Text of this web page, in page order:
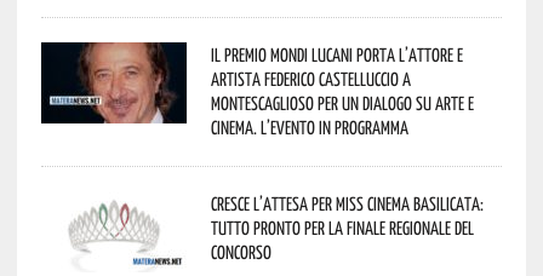
Il Premio Mondi Lucani porta l’attore e
artista Federico Castelluccio a
Montescaglioso per un dialogo su arte e
cinema. L’evento in programma
Cresce l’attesa per Miss Cinema Basilicata:
tutto pronto per la finale regionale del
concorso